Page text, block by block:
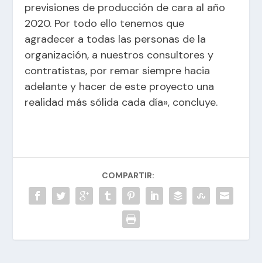
previsiones de producción de cara al año
2020. Por todo ello tenemos que
agradecer a todas las personas de la
organización, a nuestros consultores y
contratistas, por remar siempre hacia
adelante y hacer de este proyecto una
realidad más sólida cada día», concluye.
COMPARTIR: